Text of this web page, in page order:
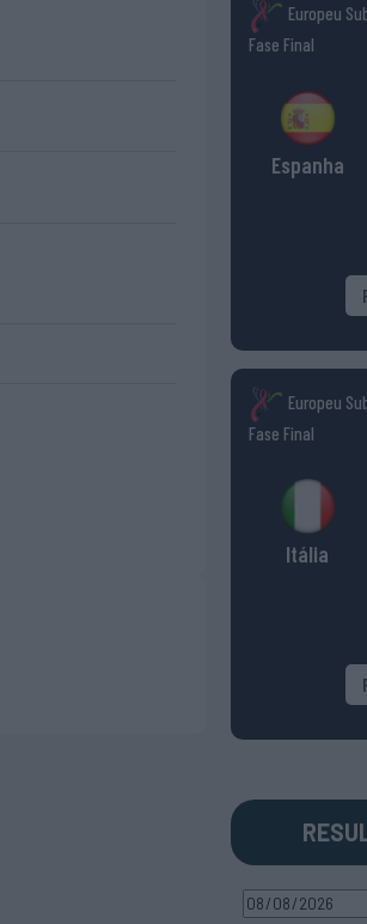
Europeu
Fase Final
Espanha
Europeu
Fase Final
Itália